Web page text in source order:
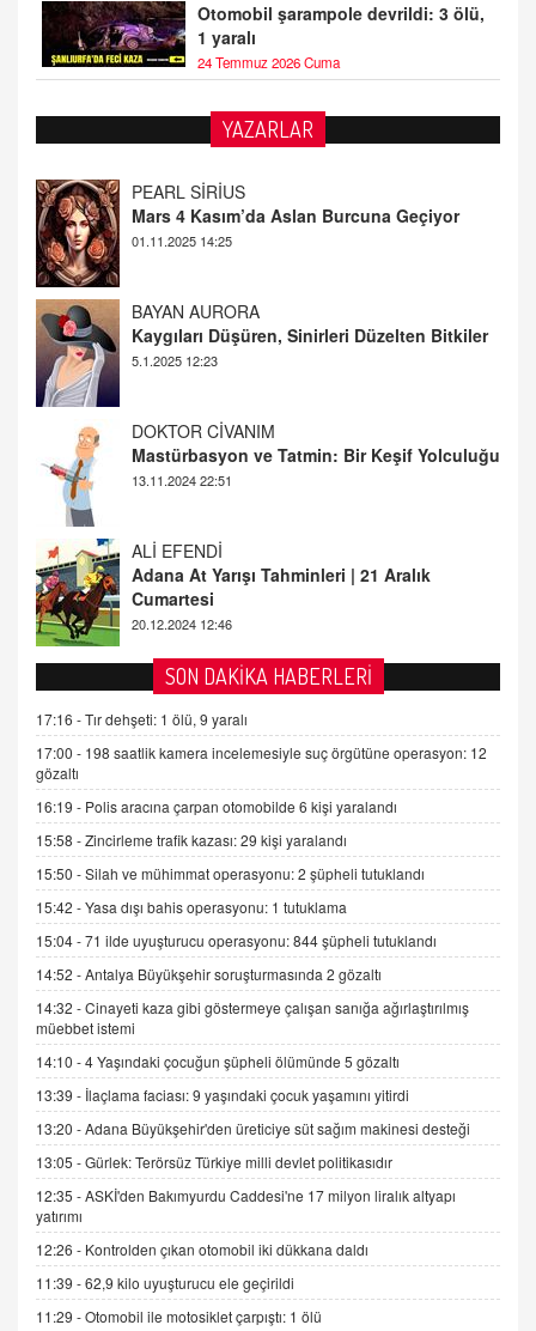
Otomobil şarampole devrildi: 3 ölü,
1 yaralı
24 Temmuz 2026 Cuma
YAZARLAR
Mars 4 Kasım’da Aslan Burcuna Geçiyor
01.11.2025 14:25
Kaygıları Düşüren, Sinirleri Düzelten Bitkiler
5.1.2025 12:23
Mastürbasyon ve Tatmin: Bir Keşif Yolculuğu
13.11.2024 22:51
Adana At Yarışı Tahminleri | 21 Aralık
Cumartesi
20.12.2024 12:46
Sağlıklı Bir Cinsel Yaşam ile İlgili Bilinmesi
Gerekenler
08.11.2024 13:16
Tezkere Onaylanmasaydı…
2 Kasım 2021 Salı 00:11
AV. DOĞAN CAN DOĞAN
Kişisel verilerin korunması ve dijital hukukun
gelişimi
15.09.2025 16:17
SEHER EREK
Kış Ayları Geldi, Hangi Önlemler Alınmalı?
9.12.2025 10:11
İNCİ GÜL AKÖL
Trump Keşke Adana'yı da Ziyaret Etse...
06.07.2026 13:00
ADEM AKÖL
Esed Destekçilerinin Yüzüne Vurulan Şamar:
Sednaya
11.12.2024 12:30
SON DAKİKA HABERLERİ
17:16 -Tır dehşeti: 1 ölü, 9 yaralı
17:00 - 198 saatlik kamera incelemesiyle suç örgütüne operasyon: 12
gözaltı
16:19 - Polis aracına çarpan otomobilde 6 kişi yaralandı
15:58 -Zincirleme trafik kazası: 29 kişi yaralandı
15:50 -Silah ve mühimmat operasyonu: 2 şüpheli tutuklandı
15:42 -Yasa dışı bahis operasyonu: 1 tutuklama
15:04 -71 ilde uyuşturucu operasyonu: 844 şüpheli tutuklandı
14:52 -Antalya Büyükşehir soruşturmasında 2 gözaltı
14:32 -Cinayeti kaza gibi göstermeye çalışan sanığa ağırlaştırılmış
müebbet istemi
14:10 -4 Yaşındaki çocuğun şüpheli ölümünde 5 gözaltı
13:39 - İlaçlama faciası: 9 yaşındaki çocuk yaşamını yitirdi
13:20 -Adana Büyükşehir'den üreticiye süt sağım makinesi desteği
13:05 -Gürlek: Terörsüz Türkiye milli devlet politikasıdır
12:35 -ASKİ'den Bakımyurdu Caddesi'ne 17 milyon liralık altyapı
yatırımı
12:26 - Kontrolden çıkan otomobil iki dükkana daldı
11:39 -62,9 kilo uyuşturucu ele geçirildi
11:29 -Otomobil ile motosiklet çarpıştı: 1 ölü